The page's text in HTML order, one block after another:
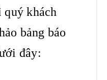
quý khách
bảng báo
đây: